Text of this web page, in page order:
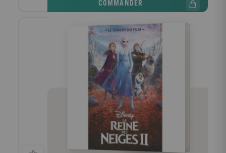
COMMANDER